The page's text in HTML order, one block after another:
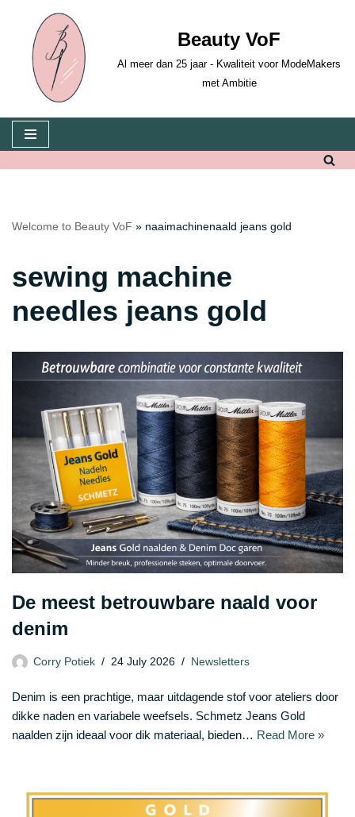
Skip
content
Beauty VoF
Al meer dan 25 jaar - Kwaliteit voor ModeMakers
met Ambitie
Welcome to Beauty VoF » naaimachinenaald jeans gold
sewing machine
needles jeans gold
De meest betrouwbare naald voor
denim
Corry Potiek 24 July 2026 Newsletters
Denim is een prachtige, maar uitdagende stof voor ateliers door
dikke naden en variabele weefsels. Schmetz Jeans Gold
naalden zijn ideaal voor dik materiaal, bieden… Read More »